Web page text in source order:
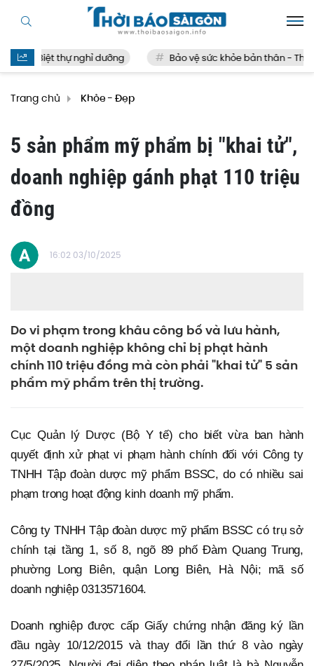
Biệt thự nghỉ dưỡng Bảo vệ sức khỏe bản thân - Thế
Trang chủ Khỏe - Đẹp
5 sản phẩm mỹ phẩm bị "khai tử",
doanh nghiệp gánh phạt 110 triệu
đồng
16:02 03/10/2025
Do vi phạm trong khâu công bố và lưu hành,
một doanh nghiệp không chỉ bị phạt hành
chính 110 triệu đồng mà còn phải "khai tử" 5 sản
phẩm mỹ phẩm trên thị trường.
Cục Quản lý Dược (Bộ Y tế) cho biết vừa ban hành
quyết định xử phạt vi phạm hành chính đối với Công ty
TNHH Tập đoàn dược mỹ phẩm BSSC, do có nhiều sai
phạm trong hoạt động kinh doanh mỹ phẩm.
Công ty TNHH Tập đoàn dược mỹ phẩm BSSC có trụ sở
chính tại tầng 1, số 8, ngõ 89 phố Đàm Quang Trung,
phường Long Biên, quận Long Biên, Hà Nội; mã số
doanh nghiệp 0313571604.
Doanh nghiệp được cấp Giấy chứng nhận đăng ký lần
đầu ngày 10/12/2015 và thay đổi lần thứ 8 vào ngày